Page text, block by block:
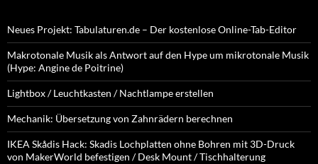
Neues Projekt: Tabulaturen.de – Der kostenlose Online-Tab-Editor
Makrotonale Musik als Antwort auf den Hype um mikrotonale Musik
(Hype: Angine de Poitrine)
Lightbox / Leuchtkasten / Nachtlampe erstellen
Mechanik: Übersetzung von Zahnrädern berechnen
IKEA Skådis Hack: Skadis Lochplatten ohne Bohren mit 3D-Druck
von MakerWorld befestigen / Desk Mount / Tischhalterung